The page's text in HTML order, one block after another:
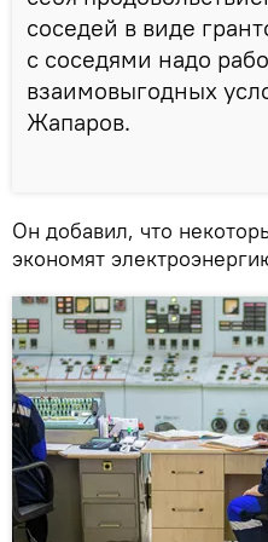
соседей в виде
с соседями надо
взаимовыгодных
Жапаров.
Он добавил, что
экономят